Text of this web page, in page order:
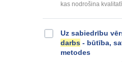
kas nodrošina
Uz sabiedrību
darbs - būtība,
metodes